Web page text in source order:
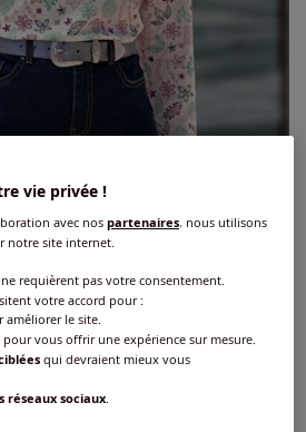
vie privée !
avec nospartenaires, nous utilisons
notre site internet.
requièrent pas votre consentement.
votre accord pour :
le site.
vous offrir une expérience sur mesure.
qui devraient mieux vous
réseaux sociaux